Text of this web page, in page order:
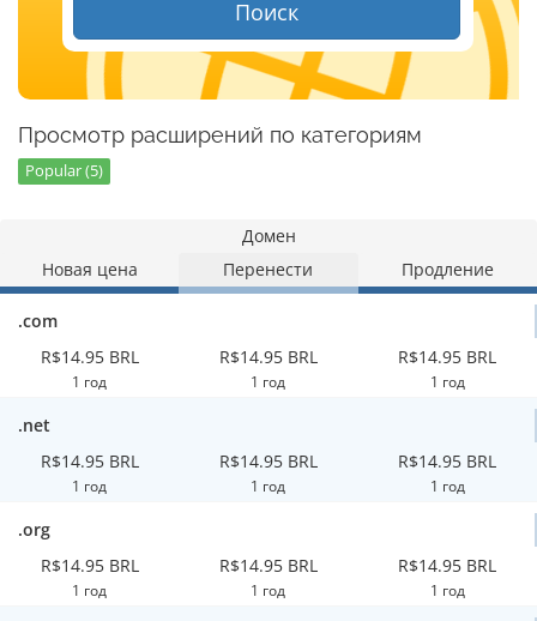
Поиск
Просмотр расширений по категориям
Popular (5)
Домен
Новая цена
Перенести Продление
.com
R$14.95 BRL
1 год
R$14.95 BRL
1 год
R$14.95 BRL
1 год
.net
R$14.95 BRL
1 год
R$14.95 BRL
1 год
R$14.95 BRL
1 год
.org
R$14.95 BRL
1 год
R$14.95 BRL
1 год
R$14.95 BRL
1 год